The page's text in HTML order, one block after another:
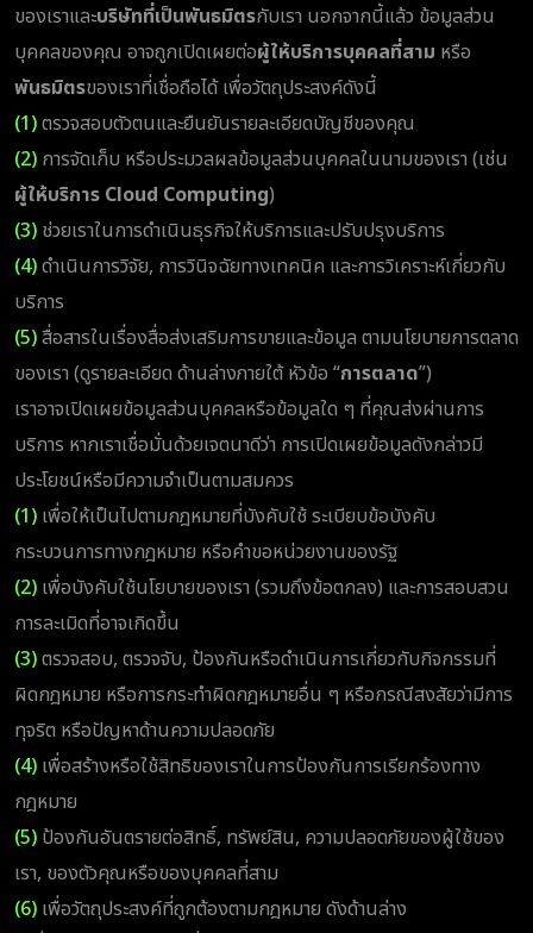
ของเราและบริษัทที่เป็นพันธมิตรกับเรา นอกจากนี้แล้ว ข้อมูลส่วน
บุคคลของคุณ อาจถูกเปิดเผยต่อผู้ให้บริการบุคคลที่สาม หรือ
พันธมิตรของเราที่เชื่อถือได้ เพื่อวัตถุประสงค์ดังนี้
(1)ตรวจสอบตัวตนและยืนยันรายละเอียดบัญชีของคุณ
(2) การจัดเก็บ หรือประมวลผลข้อมูลส่วนบุคคลในนามของเรา (เช่น
ผู้ให้บริการ Cloud Computing)
(3) ช่วยเราในการดำเนินธุรกิจให้บริการและปรับปรุงบริการ
(4)ดำเนินการวิจัย, การวินิจฉัยทางเทคนิค และการวิเคราะห์เกี่ยวกับ
บริการ
(5)สื่อสารในเรื่องสื่อส่งเสริมการขายและข้อมูล ตามนโยบายการตลาด
ของเรา (ดูรายละเอียด ด้านล่างภายใต้ หัวข้อ “การตลาด”)
เราอาจเปิดเผยข้อมูลส่วนบุคคลหรือข้อมูลใด ๆ ที่คุณส่งผ่านการ
บริการ หากเราเชื่อมั่นด้วยเจตนาดีว่า การเปิดเผยข้อมูลดังกล่าวมี
ประโยชน์หรือมีความจำเป็นตามสมควร
(1) เพื่อให้เป็นไปตามกฎหมายที่บังคับใช้ ระเบียบข้อบังคับ
กระบวนการทางกฎหมาย หรือคำขอหน่วยงานของรัฐ
(2) เพื่อบังคับใช้นโยบายของเรา (รวมถึงข้อตกลง) และการสอบสวน
การละเมิดที่อาจเกิดขึ้น
(3)ตรวจสอบ, ตรวจจับ, ป้องกันหรือดำเนินการเกี่ยวกับกิจกรรมที่
ผิดกฎหมาย หรือการกระทำผิดกฎหมายอื่น ๆ หรือกรณีสงสัยว่ามีการ
ทุจริต หรือปัญหาด้านความปลอดภัย
(4) เพื่อสร้างหรือใช้สิทธิของเราในการป้องกันการเรียกร้องทาง
กฎหมาย
(5) ป้องกันอันตรายต่อสิทธิ์, ทรัพย์สิน, ความปลอดภัยของผู้ใช้ของ
เรา, ของตัวคุณหรือของบุคคลที่สาม
(6) เพื่อวัตถุประสงค์ที่ถูกต้องตามกฎหมาย ดังด้านล่าง